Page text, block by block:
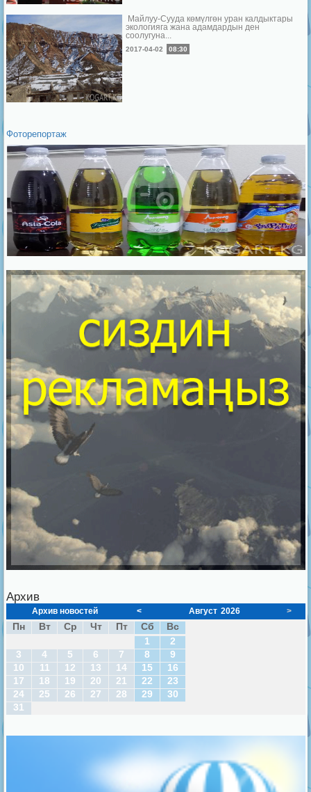
Майлуу-Сууда көмүлгөн уран калдыктары
экологияга жана адамдардын ден
соолугуна...
2017-04-02 08:30
Фоторепортаж
Архив
Архив новостей < Август 2026 >
Пн Вт Ср Чт Пт Сб
Вс
1
2
3
4 5 6 7 8
9
10
11 12 13 14 15
16
17
18 19 20 21 22
23
24
25 26 27 28 29
30
31